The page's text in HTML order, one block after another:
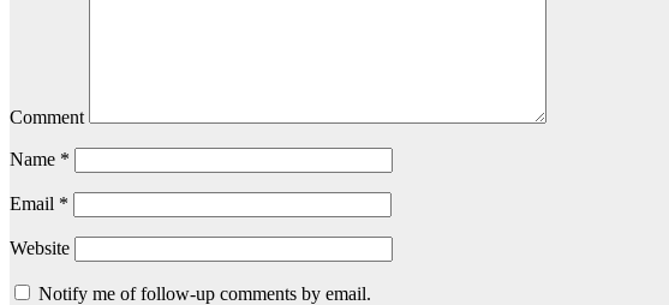
Comment
Name *
Email *
Website
Notify me of follow-up comments by email.